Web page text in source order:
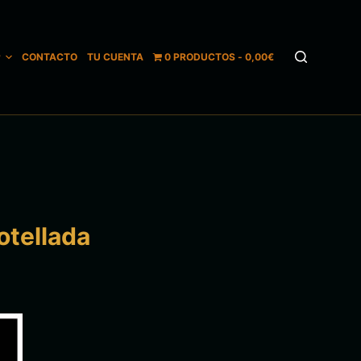
CONTACTO TU CUENTA 0 PRODUCTOS 0,00€